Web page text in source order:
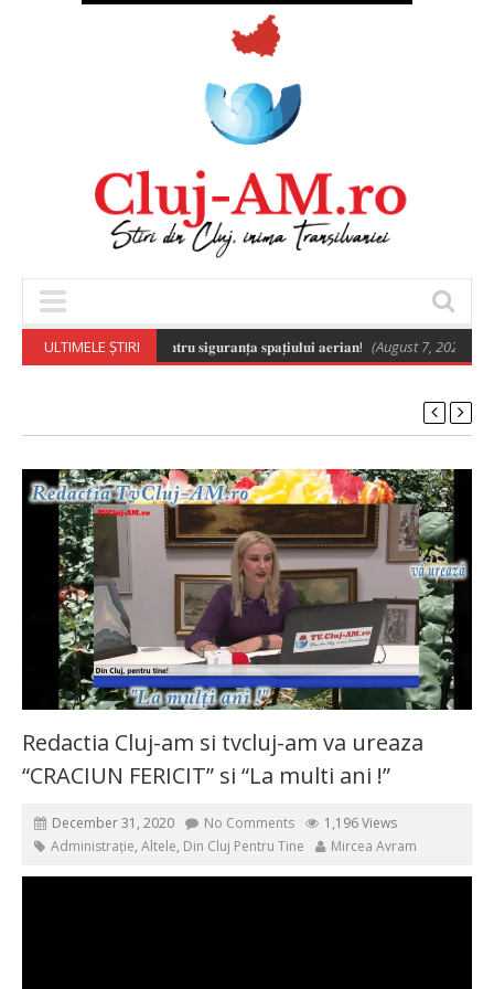
ULTIMELE ȘTIRI
𝐞𝐬𝐭𝐞 𝐞𝐬𝐞𝐧𝐭̦𝐢𝐚𝐥𝐚̆ 𝐩𝐞𝐧𝐭𝐫𝐮 𝐬𝐢𝐠𝐮𝐫𝐚𝐧𝐭̦𝐚 𝐬𝐩𝐚𝐭̦𝐢𝐮𝐥𝐮𝐢 𝐚𝐞𝐫𝐢𝐚𝐧! (August 7, 2026 8:02
Redactia Cluj-am si tvcluj-am va ureaza
“CRACIUN FERICIT” si “La multi ani !”
December 31, 2020 No Comments
1,196 Views
Administrație, Altele, Din Cluj Pentru Tine Mircea Avram